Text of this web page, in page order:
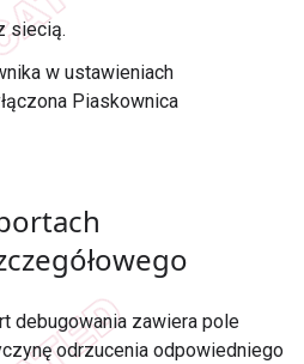
siecią.
w ustawieniach
Piaskownica
debugowania zawiera pole
odrzucenia odpowiedniego